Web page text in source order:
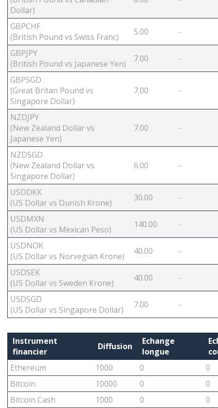
Dollar)
GBPCHF
(British Pound vs Swiss Franc)
5.00
-
GBPJPY
(British Pound vs Japanese Yen)
7.00
-
GBPSGD
(Great Britan Pound vs
Singapore Dollar)
7.00 -
NZDJPY
(New Zealand Dollar vs
Japanese Yen)
7.00 -
NZDSGD
(New Zealand Dollar vs
Singapore Dollar)
6.00 -
USDDKK
(US Dollar vs Dunish Krone)
30.00
-
USDMXN
(US Dollar vs Mexican Peso)
140.00
-
USDNOK
(US Dollar vs Norvegian Krone)
40.00
-
USDSEK
(US Dollar vs Sweden Krone)
40.00
-
USDSGD
(US Dollar vs Singapore Dollar)
7.00 -
Instrument
financier
Diffusion
Echange
longue
Ethereum
1000 0
0
Bitcoin
10000 0
0
Bitcoin Cash
1000 0
0